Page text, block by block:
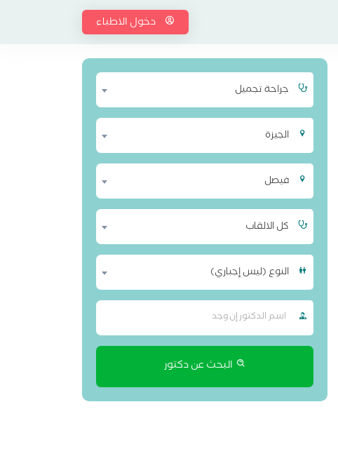
دخول الاطباء
جراحة تجميل
الجيزة
فيصل
كل الالقاب
النوع (ليس إجباري)
البحث عن دكتور